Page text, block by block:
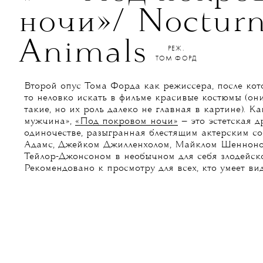
ночи»/
Animals
РЕЖ.
ТОМ ФОРД
Второй опус Тома Форда как режиссера, после
то неловко искать в фильме красивые костюмы
такие, но их роль далеко не главная в картине).
мужчина», «Под покровом ночи» — это эстетская
одиночестве, разыгранная блестящим актерским
Адамс, Джейком Джилленхолом, Майклом
Тейлор-Джонсоном в необычном для себя
Рекомендовано к просмотру для всех, кто умеет